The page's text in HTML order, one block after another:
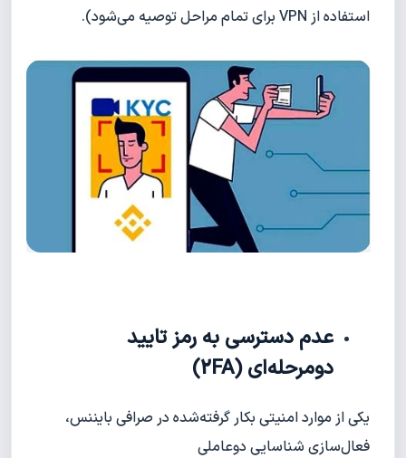
استفاده از VPN برای تمام مراحل توصیه می‌شود).
عدم دسترسی به رمز تایید
دومرحله‌ای (2FA)
یکی از موارد امنیتی بکار گرفته‌شده در صرافی بایننس،
فعال‌سازی شناسایی دو‌عاملی